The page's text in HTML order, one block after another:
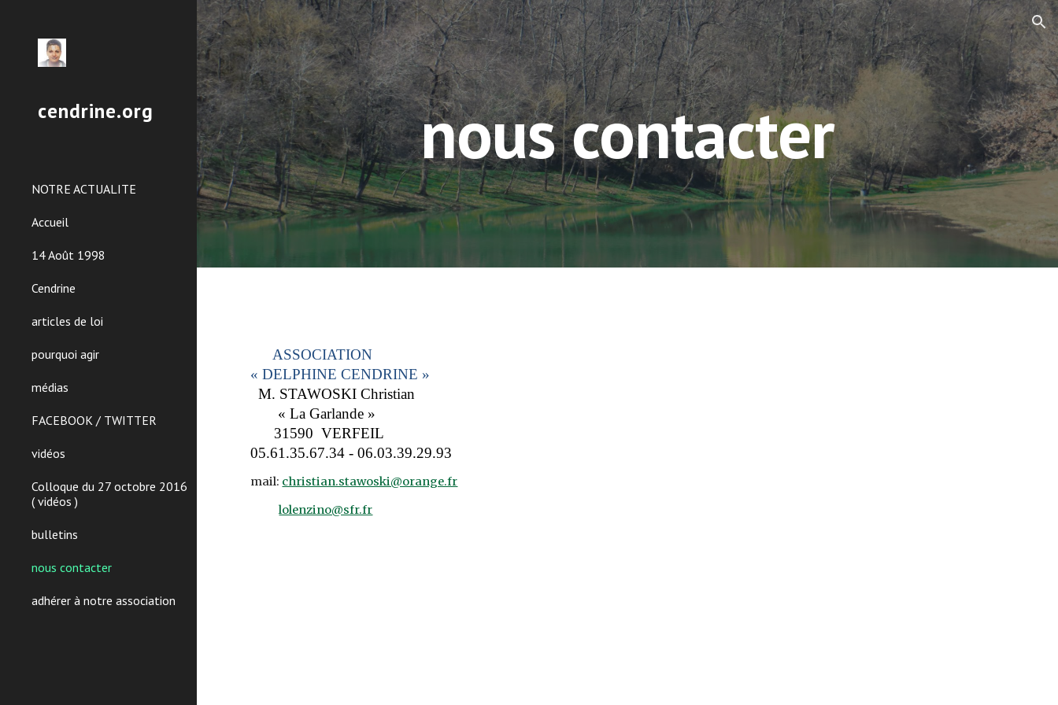
Skip to main content Skip to navigation
cendrine.org
NOTRE ACTUALITE
Accueil
14 Août 1998
Cendrine
articles de loi
pourquoi agir
médias
FACEBOOK / TWITTER
vidéos
Colloque du 27 octobre 2016
( vidéos )
bulletins
nous contacter
adhérer à notre association
nous contacter
ASSOCIATION
« DELPHINE CENDRINE »
M. STAWOSKI Christian
« La Garlande »
31590 VERFEIL
05.61.35.67.34 - 06.03.39.29.93
mail: christian.stawoski@orange.fr
lolenzino@sfr.fr